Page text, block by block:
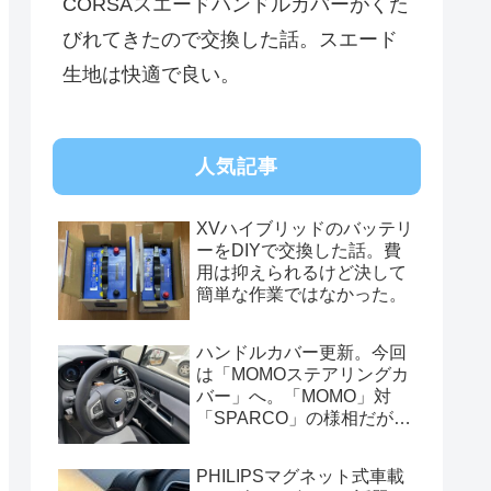
CORSAスエードハンドルカバーがくた
びれてきたので交換した話。スエード
生地は快適で良い。
人気記事
XVハイブリッドのバッテリ
ーをDIYで交換した話。費
用は抑えられるけど決して
簡単な作業ではなかった。
ハンドルカバー更新。今回
は「MOMOステアリングカ
バー」へ。「MOMO」対
「SPARCO」の様相だが、
PHILIPSマグネット式車載